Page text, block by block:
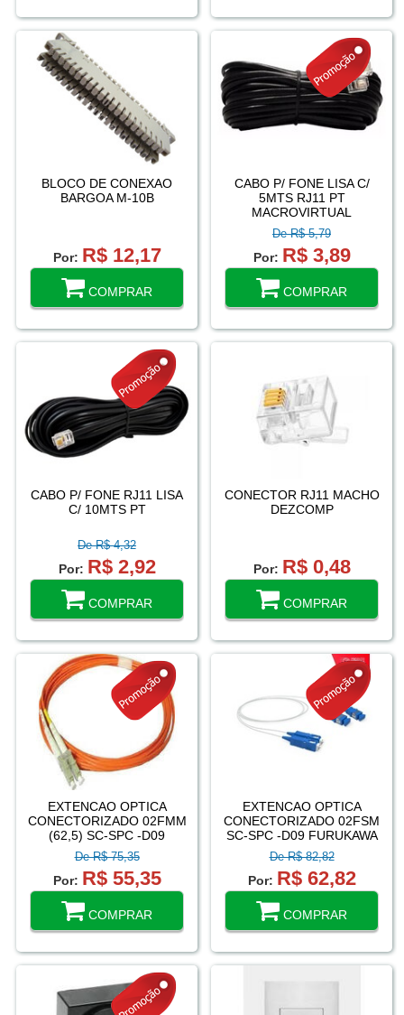
BLOCO DE CONEXAO
BARGOA M-10B
Por: R$ 12,17
COMPRAR
CABO P/ FONE LISA C/
5MTS RJ11 PT
MACROVIRTUAL
De R$ 5,79
Por: R$ 3,89
COMPRAR
CABO P/ FONE RJ11 LISA
C/ 10MTS PT
De R$ 4,32
Por: R$ 2,92
COMPRAR
CONECTOR RJ11 MACHO
DEZCOMP
Por: R$ 0,48
COMPRAR
EXTENCAO OPTICA
CONECTORIZADO 02FMM
(62,5) SC-SPC -D09
FURUKAWA 35260068
De R$ 75,35
Por: R$ 55,35
COMPRAR
EXTENCAO OPTICA
CONECTORIZADO 02FSM
SC-SPC -D09 FURUKAWA
35260078
De R$ 82,82
Por: R$ 62,82
COMPRAR